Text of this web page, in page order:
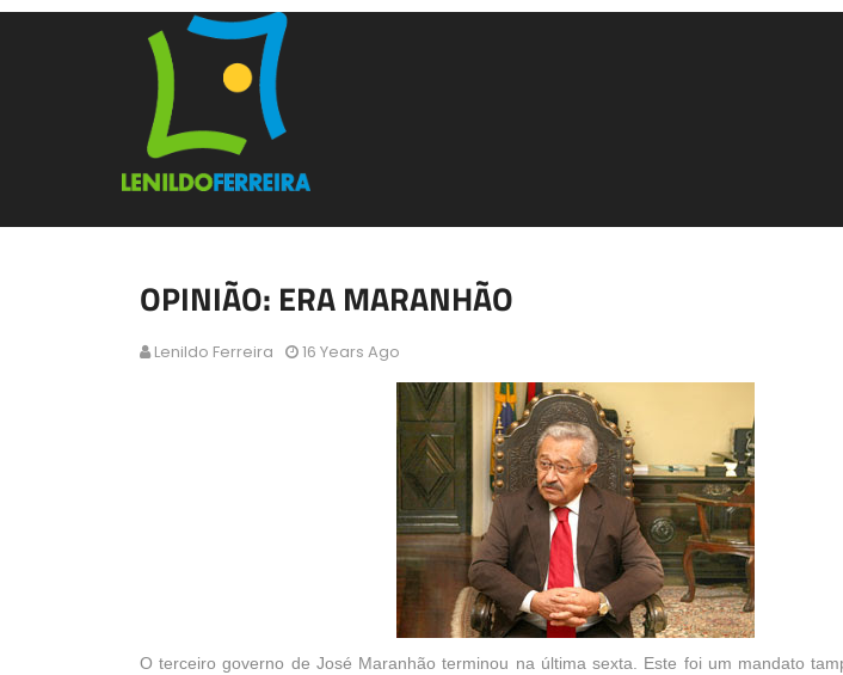
OPINIÃO: ERA MARANHÃO
Lenildo Ferreira 16 Years Ago
O terceiro governo de José Maranhão terminou na última sexta. Este foi um mandato